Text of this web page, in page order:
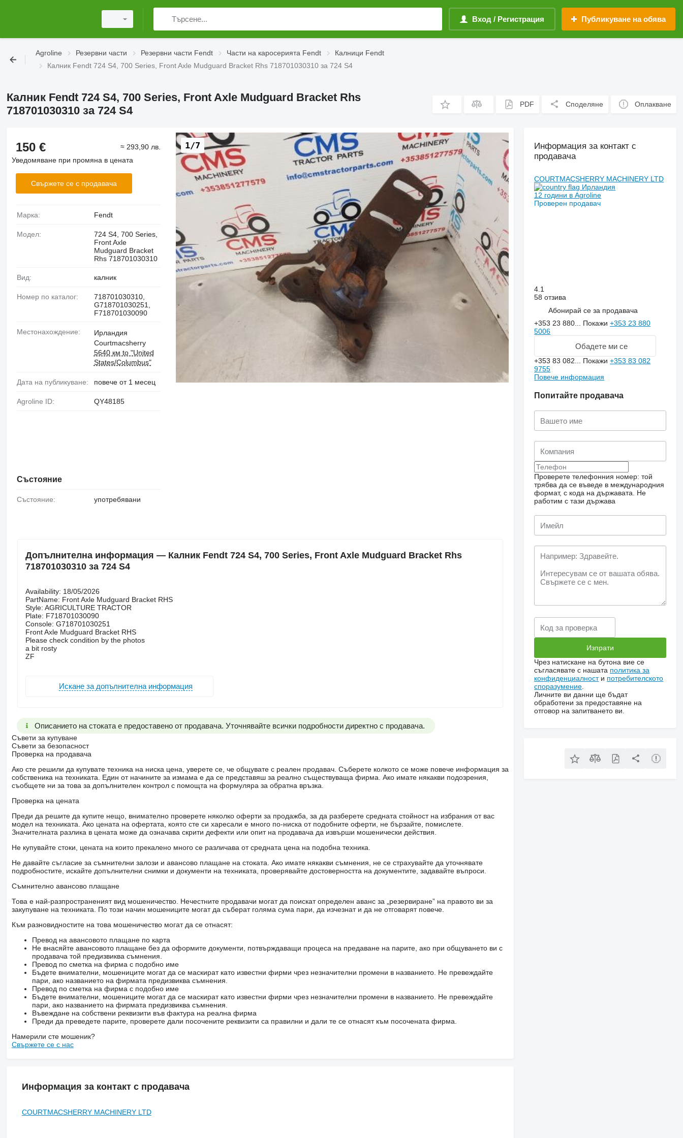
Вход / Регистрация Публикуване на обява
Agroline Резервни части Резервни части Fendt Части на каросерията Fendt
Калници Fendt
Калник Fendt 724 S4, 700 Series, Front Axle Mudguard Bracket Rhs 718701030310 за 724 S4
Калник Fendt 724 S4, 700 Series, Front Axle Mudguard Bracket Rhs
718701030310 за 724 S4
PDF Споделяне Оплакване
1/7
150 €
≈ 293,90 лв.
Уведомяване при промяна в цената
Свържете се с продавача
Марка: Fendt
Модел:
724 S4, 700 Series,
Front Axle
Mudguard Bracket
Rhs 718701030310
Вид: калник
Номер по каталог:
718701030310,
G718701030251,
F718701030090
Местонахождение:
Ирландия
Courtmacsherry
5640 км to "United
States/Columbus"
Дата на публикуване: повече от 1 месец
Agroline ID: QY48185
Състояние
Състояние: употребявани
Допълнителна информация — Калник Fendt 724 S4, 700 Series, Front Axle Mudguard Bracket Rhs
718701030310 за 724 S4
Availability: 18/05/2026
PartName: Front Axle Mudguard Bracket RHS
Style: AGRICULTURE TRACTOR
Plate: F718701030090
Console: G718701030251
Front Axle Mudguard Bracket RHS
Please check condition by the photos
a bit rosty
ZF
Искане за допълнителна информация
Описанието на стоката е предоставено от продавача. Уточнявайте всички подробности директно с продавача.
Съвети за купуване
Съвети за безопасност
Проверка на продавача
Ако сте решили да купувате техника на ниска цена, уверете се, че общувате с реален продавач. Съберете колкото се може повече информация за
собственика на техниката. Един от начините за измама е да се представяш за реално съществуваща фирма. Ако имате някакви подозрения,
съобщете ни за това за допълнителен контрол с помощта на формуляра за обратна връзка.
Проверка на цената
Преди да решите да купите нещо, внимателно проверете няколко оферти за продажба, за да разберете средната стойност на избрания от вас
модел на техниката. Ако цената на офертата, която сте си харесали е много по-ниска от подобните оферти, не бързайте, помислете.
Значителната разлика в цената може да означава скрити дефекти или опит на продавача да извърши мошенически действия.
Не купувайте стоки, цената на които прекалено много се различава от средната цена на подобна техника.
Не давайте съгласие за съмнителни залози и авансово плащане на стоката. Ако имате някакви съмнения, не се страхувайте да уточнявате
подробностите, искайте допълнителни снимки и документи на техниката, проверявайте достоверността на документите, задавайте въпроси.
Съмнително авансово плащане
Това е най-разпространеният вид мошеничество. Нечестните продавачи могат да поискат определен аванс за „резервиране” на правото ви за
закупуване на техниката. По този начин мошениците могат да съберат голяма сума пари, да изчезнат и да не отговарят повече.
Към разновидностите на това мошеничество могат да се отнасят:
Превод на авансовото плащане по карта
Не внасяйте авансовото плащане без да оформите документи, потвърждаващи процеса на предаване на парите, ако при общуването ви с
продавача той предизвиква съмнения.
Превод по сметка на фирма с подобно име
Бъдете внимателни, мошениците могат да се маскират като известни фирми чрез незначителни промени в названието. Не превеждайте
пари, ако названието на фирмата предизвиква съмнения.
Превод по сметка на фирма с подобно име
Бъдете внимателни, мошениците могат да се маскират като известни фирми чрез незначителни промени в названието. Не превеждайте
пари, ако названието на фирмата предизвиква съмнения.
Въвеждане на собствени реквизити във фактура на реална фирма
Преди да преведете парите, проверете дали посочените реквизити са правилни и дали те се отнасят към посочената фирма.
Намерили сте мошеник?
Свържете се с нас
Информация за контакт с продавача
COURTMACSHERRY MACHINERY LTD
Информация за контакт с
продавача
COURTMACSHERRY MACHINERY LTD
Ирландия
12 години в Agroline
Проверен продавач
4.1
58 отзива
Абонирай се за продавача
+353 23 880... Покажи+353 23 880
5006
Обадете ми се
+353 83 082... Покажи+353 83 082
9755
Повече информация
Попитайте продавача
Проверете телефонния номер: той
трябва да се въведе в международния
формат, с кода на държавата.
Не
работим с тази държава
Чрез натискане на бутона вие се
съгласявате с нашата политика за
конфиденциалности потребителското
споразумение
Личните ви данни ще бъдат
обработени за предоставяне на
отговор на запитването ви.